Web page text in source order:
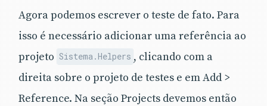
Agora podemos escrever o teste de fato. Para
isso é necessário adicionar uma referência ao
projeto Sistema.Helpers , clicando com a
direita sobre o projeto de testes e em Add >
Reference. Na seção Projects devemos então